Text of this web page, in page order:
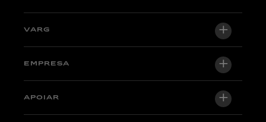
VARG
VARG EX
EMPRESA
Sobre nós
APOIAR